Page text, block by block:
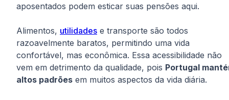
aposentados podem esticar suas pensões aqui.
Alimentos, utilidades e transporte são todos
razoavelmente baratos, permitindo uma vida
confortável, mas econômica. Essa acessibilidade não
vem em detrimento da qualidade, pois Portugal
altos padrões em muitos aspectos da vida diária.